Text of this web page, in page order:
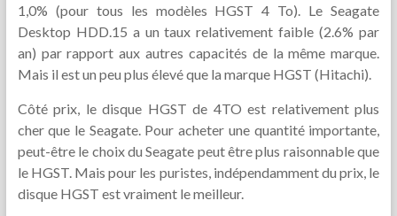
1,0% (pour tous les modèles HGST 4 To). Le Seagate
Desktop HDD.15 a un taux relativement faible (2.6% par
an) par rapport aux autres capacités de la même marque.
Mais il est un peu plus élevé que la marque HGST (Hitachi).
Côté prix, le disque HGST de 4TO est relativement plus
cher que le Seagate. Pour acheter une quantité importante,
peut-être le choix du Seagate peut être plus raisonnable que
le HGST. Mais pour les puristes, indépendamment du prix, le
disque HGST est vraiment le meilleur.